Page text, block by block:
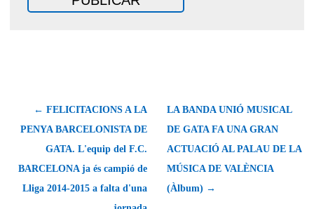
← FELICITACIONS A LA
PENYA BARCELONISTA DE
GATA. L'equip del F.C.
BARCELONA ja és campió de
Lliga 2014-2015 a falta d'una
LA BANDA UNIÓ MUSICAL
DE GATA FA UNA GRAN
ACTUACIÓ AL PALAU DE LA
MÚSICA DE VALÈNCIA
(Àlbum) →